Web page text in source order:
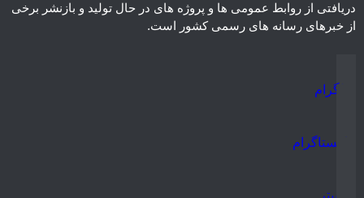
دریافتی از روابط عمومی ها و پروژه های در حال تولید و بازنشر برخی
از خبرهای رسانه های رسمی کشور است.
تلگرام
اینستاگرام